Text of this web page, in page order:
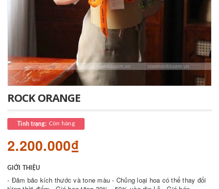
ROCK ORANGE
Tình trạng: Còn hàng
2.200.000₫
GIỚI THIỆU
- Đảm bảo kích thước và tone màu - Chủng loại hoa có thể thay đổi